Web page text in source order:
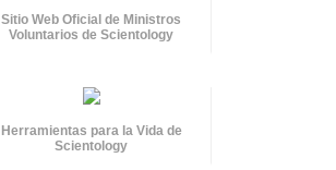
Sitio Web Oficial de Ministros
Voluntarios de Scientology
Herramientas para la Vida de
Scientology